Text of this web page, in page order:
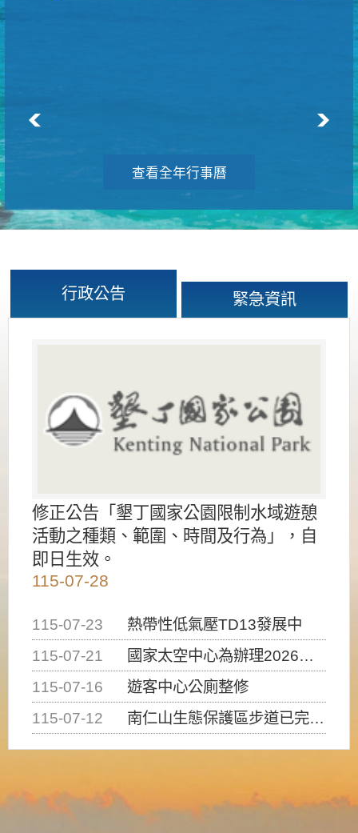
查看全年行事曆
行政公告 緊急資訊
修正公告「墾丁國家公園限制水域遊憩
活動之種類、範圍、時間及行為」，自
即日生效。
115-07-28
115-07-23
熱帶性低氣壓TD13發展中
115-07-21
國家太空中心為辦理2026台灣盃火箭競賽，陸、海、空域警戒及協調相關事宜，因颱風備案事宜
115-07-16
遊客中心公廁整修
115-07-12
南仁山生態保護區步道已完成修復，自115年7月13日（星期一）起恢復開放入園，歡迎民眾依規定申請入園....